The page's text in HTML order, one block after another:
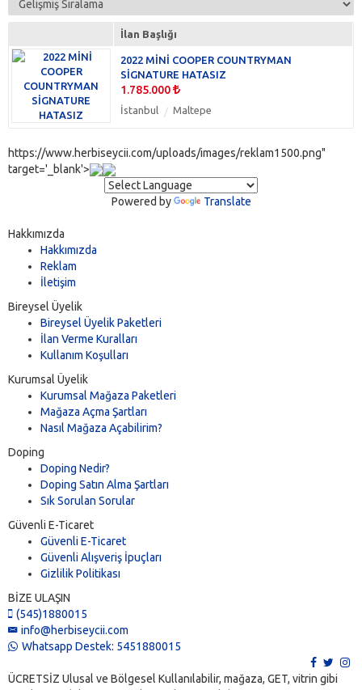
İlan Başlığı
2022 MİNİ COOPER COUNTRYMAN
SİGNATURE HATASIZ
1.785.000
İstanbul Maltepe
https://www.herbiseycii.com/uploads/images/reklam1500.png"
target='_blank'>
Powered by Translate
Hakkımızda
Hakkımızda
Reklam
İletişim
Bireysel Üyelik
Bireysel Üyelik Paketleri
İlan Verme Kuralları
Kullanım Koşulları
Kurumsal Üyelik
Kurumsal Mağaza Paketleri
Mağaza Açma Şartları
Nasıl Mağaza Açabilirim?
Doping
Doping Nedir?
Doping Satın Alma Şartları
Sık Sorulan Sorular
Güvenli E-Ticaret
Güvenli E-Ticaret
Güvenli Alışveriş İpuçları
Gizlilik Politikası
BİZE ULAŞIN
(545)1880015
info@herbiseycii.com
Whatsapp Destek: 5451880015
ÜCRETSİZ Ulusal ve Bölgesel Kullanılabilir, mağaza, GET, vitrin gibi